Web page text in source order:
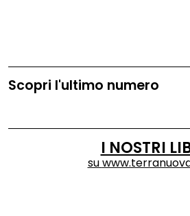
Scopri l'ultimo numero
I NOSTRI
su